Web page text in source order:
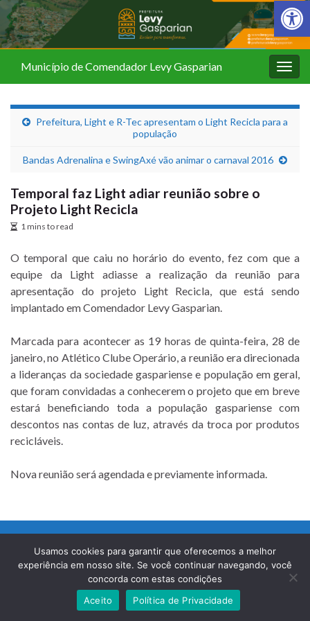
Barra de
Município de Comendador Levy Gasparian
Prefeitura, Light e R-Tec apresentam o Light Recicla para a
população
Bandas Adrenalina e SwingAxé vão animar o carnaval 2016
Temporal faz Light adiar reunião sobre o
Projeto Light Recicla
1 mins to read
O temporal que caiu no horário do evento, fez com que a
equipe da Light adiasse a realização da reunião para
apresentação do projeto Light Recicla, que está sendo
implantado em Comendador Levy Gasparian.
Marcada para acontecer as 19 horas de quinta-feira, 28 de
janeiro, no Atlético Clube Operário, a reunião era direcionada
a lideranças da sociedade gaspariense e população em geral,
que foram convidadas a conhecerem o projeto que em breve
estará beneficiando toda a população gaspariense com
descontos nas contas de luz, através da troca por produtos
recicláveis.
Nova reunião será agendada e previamente informada.
Prefeitura Municipal de Comendador Levy Gasparian
Est União Indústria, S/Nº, KM 131 Exposição, Comendador Levy Gasparian /RJ –
CEP 25870-000
Telefones: (24) 2254-1344 – (24) 2254-1094
Usamos cookies para garantir que oferecemos a melhor
experiência em nosso site. Se você continuar navegando, você
concorda com estas condições
Aceito
Política de Privacidade